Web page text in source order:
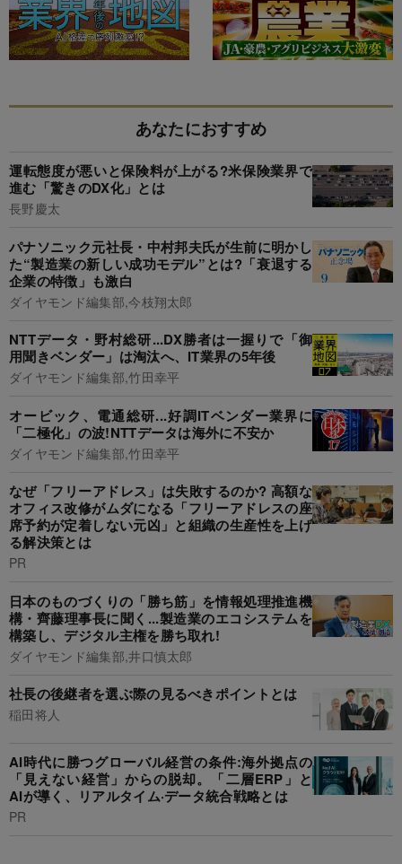
あなたにおすすめ
運転態度が悪いと保険料が上がる?米保険業界で
進む「驚きのDX化」とは
長野慶太
パナソニック元社長・中村邦夫氏が生前に明かし
た“製造業の新しい成功モデル”とは?「衰退する
企業の特徴」も激白
ダイヤモンド編集部,今枝翔太郎
NTTデータ・野村総研...DX勝者は一握りで「御
用聞きベンダー」は淘汰へ、IT業界の5年後
ダイヤモンド編集部,竹田幸平
オービック、電通総研...好調ITベンダー業界に
「二極化」の波!NTTデータは海外に不安か
ダイヤモンド編集部,竹田幸平
なぜ「フリーアドレス」は失敗するのか? 高額な
オフィス改修がムダになる「フリーアドレスの座
席予約が定着しない元凶」と組織の生産性を上げ
る解決策とは
PR
日本のものづくりの「勝ち筋」を情報処理推進機
構・齊藤理事長に聞く...製造業のエコシステムを
構築し、デジタル主権を勝ち取れ!
ダイヤモンド編集部,井口慎太郎
社長の後継者を選ぶ際の見るべきポイントとは
稲田将人
AI時代に勝つグローバル経営の条件:海外拠点の
「見えない経営」からの脱却。「二層ERP」と
AIが導く、リアルタイム·データ統合戦略とは
PR